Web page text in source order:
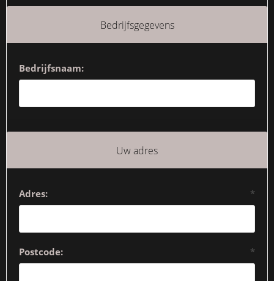
Bedrijfsgegevens
Bedrijfsnaam:
Uw adres
Adres: *
Postcode: *